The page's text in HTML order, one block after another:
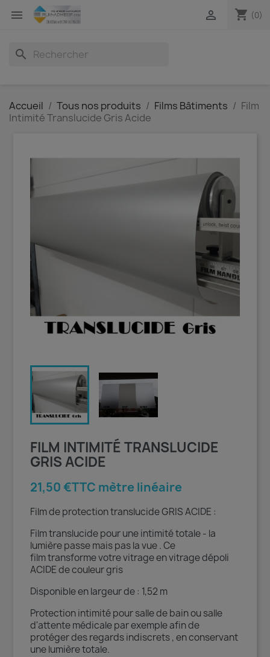
 shopping_cart (0)

search
Accueil Tous nos produits Films Bâtiments
Film
Intimité Translucide Gris Acide
FILM INTIMITÉ TRANSLUCIDE
GRIS ACIDE
21,50 €TTC mètre linéaire
Film de protection translucide GRIS ACIDE :
Film translucide pour une intimité totale - la
lumière passe mais pas la vue . Ce
film transforme votre vitrage en vitrage dépoli
ACIDE de couleur gris
Disponible en largeur de : 1,52 m
Protection intimité pour salle de bain ou salle
d'attente médicale par exemple afin de
protéger des regards indiscrets , en conservant
une lumière totale.